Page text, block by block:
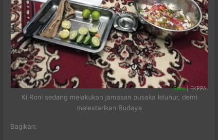
Senu| FKPPAI
Ki Roni sedang melakukan jamasan pusaka leluhur, demi
melestarikan Budaya
Bagikan: